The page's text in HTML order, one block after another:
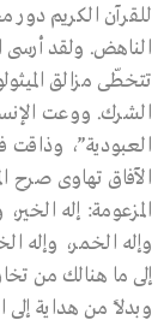
للقرآن الكريم دور
الناهض. ولقد أرسى
تتخطّى مزالق
الشرك. ووعت
العبودية”، وذاقت
الآفاق تهاوى صرح
المزعومة: إله
وإله الخمر، وإله
إلى ما هنالك من
وبدلاً من هداية إلى